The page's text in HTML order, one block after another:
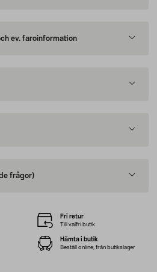
ev. faroinformation
frågor)
Fri retur
Till valfri butik
Hämta i butik
Beställ online, från butikslager